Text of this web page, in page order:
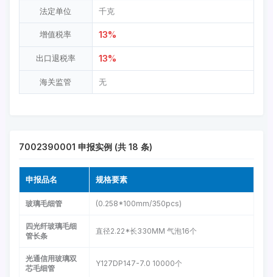
法定单位 千克
增值税率 13%
出口退税率 13%
海关监管 无
7002390001 申报实例 (共 18 条)
申报品名 规格要素
玻璃毛细管 (0.258*100mm/350pcs)
四光纤玻璃毛细
管长条
直径2.22*长330MM 气泡16个
光通信用玻璃双
芯毛细管
Y127DP147-7.0 10000个